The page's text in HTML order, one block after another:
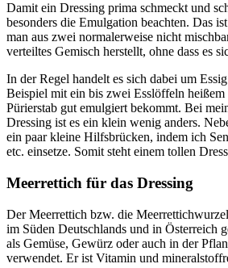
Damit ein Dressing prima schmeckt und
besonders die Emulgation beachten. Das
man aus zwei normalerweise nicht
verteiltes Gemisch herstellt, ohne dass es
In der Regel handelt es sich dabei um
Beispiel mit ein bis zwei Esslöffeln heißem
Pürierstab gut emulgiert bekommt. Bei
Dressing ist es ein klein wenig anders.
ein paar kleine Hilfsbrücken, indem ich
etc. einsetze. Somit steht einem tollen
Meerrettich für das Dressing
Der Meerrettich bzw. die
im Süden Deutschlands und in Österreich
als Gemüse, Gewürz oder auch in der
verwendet. Er ist Vitamin und